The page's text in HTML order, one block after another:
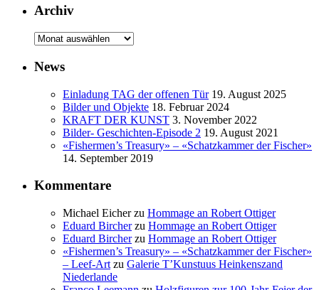
Archiv
Archiv
News
Einladung TAG der offenen Tür 19. August 2025
Bilder und Objekte 18. Februar 2024
KRAFT DER KUNST 3. November 2022
Bilder- Geschichten-Episode 2 19. August 2021
«Fishermen’s Treasury» – «Schatzkammer der Fischer»
14. September 2019
Kommentare
Michael Eicherzu Hommage an Robert Ottiger
Eduard Bircherzu Hommage an Robert Ottiger
Eduard Bircherzu Hommage an Robert Ottiger
«Fishermen’s Treasury» – «Schatzkammer der Fischer»
– Leef-Art zu Galerie T’Kunstuus Heinkenszand
Niederlande